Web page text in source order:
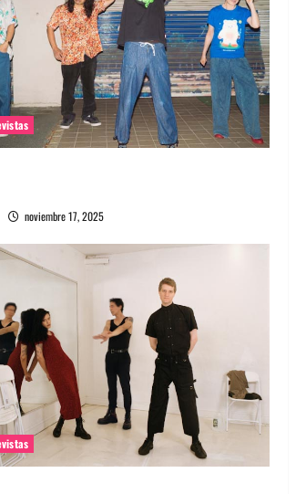
noviembre 17, 2025